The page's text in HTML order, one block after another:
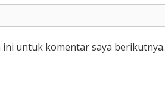
ini untuk komentar saya berikutnya.